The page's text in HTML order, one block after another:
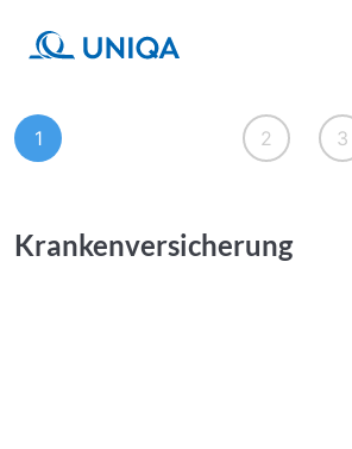
1 2 3
Krankenversicherung